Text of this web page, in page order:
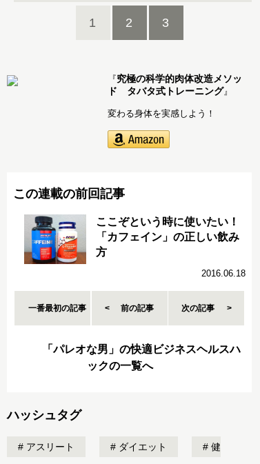
1 2 3
『究極の科学的肉体改造メソッ
ド タバタ式トレーニング』
変わる身体を実感しよう！
この連載の前回記事
ここぞという時に使いたい！
「カフェイン」の正しい飲み
方
2016.06.18
一番最初の記事 前の記事 次の記事
「パレオな男」の快適ビジネスヘルスハ
ックの一覧へ
ハッシュタグ
アスリート ダイエット 健